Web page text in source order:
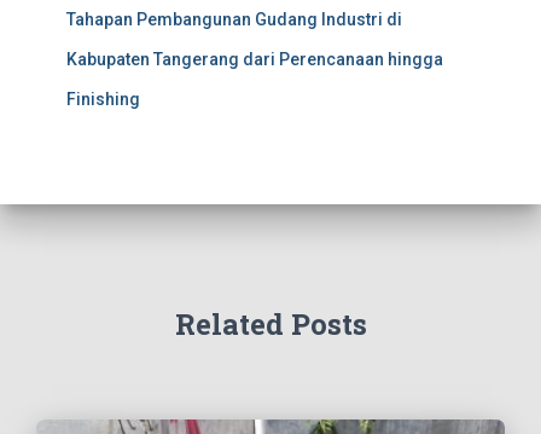
Tahapan Pembangunan Gudang Industri di
Kabupaten Tangerang dari Perencanaan hingga
Finishing
Related Posts